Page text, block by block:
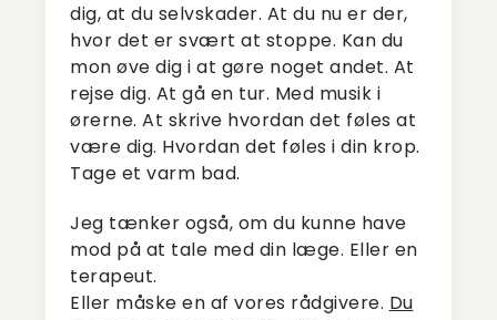
dig, at du selvskader. At du nu er der,
hvor det er svært at stoppe. Kan du
mon øve dig i at gøre noget andet. At
rejse dig. At gå en tur. Med musik i
ørerne. At skrive hvordan det føles at
være dig. Hvordan det føles i din krop.
Tage et varm bad.
Jeg tænker også, om du kunne have
mod på at tale med din læge. Eller en
terapeut.
Eller måske en af vores rådgivere. Du